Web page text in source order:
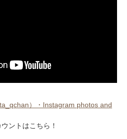
）・Instagram photos and
ントはこちら！